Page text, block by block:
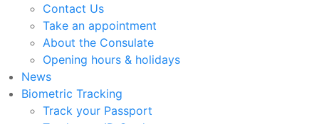
Contact Us
Take an appointment
About the Consulate
Opening hours & holidays
News
Biometric Tracking
Track your Passport